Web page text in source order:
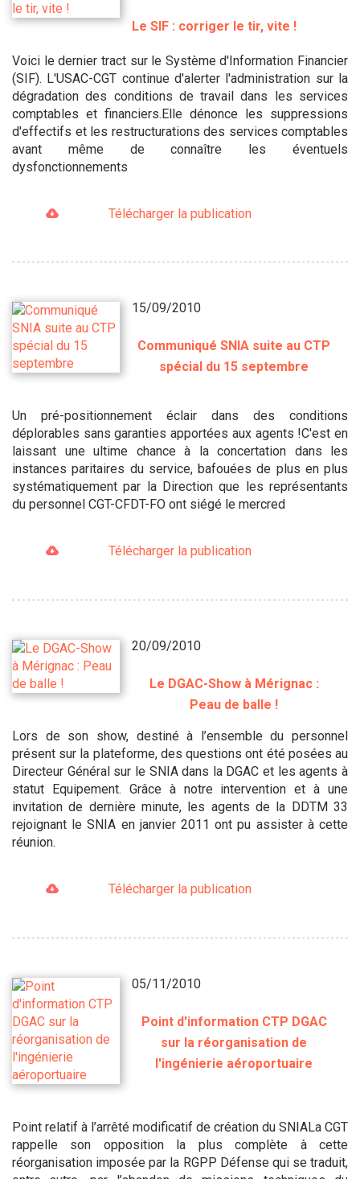
Le SIF : corriger le tir, vite !
Voici le dernier tract sur le Système d'Information Financier
(SIF). L'USAC-CGT continue d'alerter l'administration sur la
dégradation des conditions de travail dans les services
comptables et financiers.Elle dénonce les suppressions
d'effectifs et les restructurations des services comptables
avant même de connaître les éventuels
dysfonctionnements
Télécharger la publication
15/09/2010
Communiqué SNIA suite au CTP
spécial du 15 septembre
Un pré-positionnement éclair dans des conditions
déplorables sans garanties apportées aux agents !C'est en
laissant une ultime chance à la concertation dans les
instances paritaires du service, bafouées de plus en plus
systématiquement par la Direction que les représentants
du personnel CGT-CFDT-FO ont siégé le mercred
Télécharger la publication
20/09/2010
Le DGAC-Show à Mérignac :
Peau de balle !
Lors de son show, destiné à l’ensemble du personnel
présent sur la plateforme, des questions ont été posées au
Directeur Général sur le SNIA dans la DGAC et les agents à
statut Equipement. Grâce à notre intervention et à une
invitation de dernière minute, les agents de la DDTM 33
rejoignant le SNIA en janvier 2011 ont pu assister à cette
réunion.
Télécharger la publication
05/11/2010
Point d'information CTP DGAC
sur la réorganisation de
l'ingénierie aéroportuaire
Point relatif à l’arrêté modificatif de création du SNIALa CGT
rappelle son opposition la plus complète à cette
réorganisation imposée par la RGPP Défense qui se traduit,